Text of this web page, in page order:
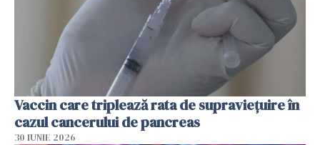
Vaccin care triplează rata de supraviețuire în
cazul cancerului de pancreas
30 IUNIE 2026